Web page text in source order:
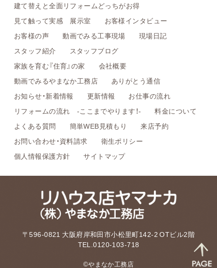
建て替えと全面リフォームどっちがお得
見て触って実感 展示室
お客様インタビュー
お客様の声
動画でみる工事現場
現場日記
スタッフ紹介
スタッフブログ
家族を育む『住育』の家
会社概要
動画でみるやまなか工務店
ありがとう通信
お知らせ・新着情報
更新情報
お仕事の流れ
リフォームの流れ -ここまでやります！-
料金について
よくある質問
簡単WEB見積もり
来店予約
お問い合わせ・資料請求
衛生ポリシー
個人情報保護方針
サイトマップ
〒596-0821 大阪府岸和田市小松里町142-2 OTビル2階
TEL.0120-103-718
©やまなか工務店